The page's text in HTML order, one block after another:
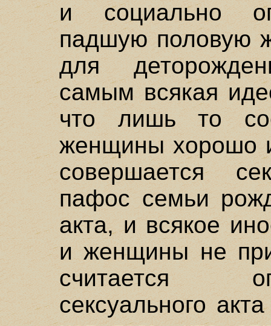
и социально
падшую половую
для
самым всякая
что лишь то
женщины хорошо
совершается
пафос семьи
акта, и всякое
и женщины не
считается
сексуального